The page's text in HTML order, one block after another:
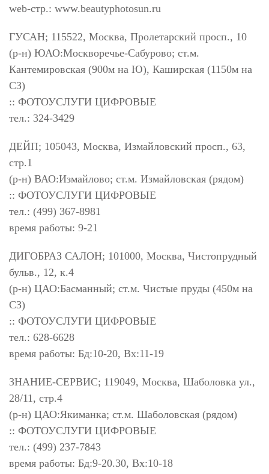
web-стр.: www.beautyphotosun.ru
ГУСАН; 115522, Москва, Пролетарский просп., 10
(р-н) ЮАО:Москворечье-Сабурово; ст.м.
Кантемировская (900м на Ю), Каширская (1150м на
СЗ)
:: ФОТОУСЛУГИ ЦИФРОВЫЕ
тел.: 324-3429
ДЕЙП; 105043, Москва, Измайловский просп., 63,
стр.1
(р-н) ВАО:Измайлово; ст.м. Измайловская (рядом)
:: ФОТОУСЛУГИ ЦИФРОВЫЕ
тел.: (499) 367-8981
время работы: 9-21
ДИГОБРАЗ САЛОН; 101000, Москва, Чистопрудный
бульв., 12, к.4
(р-н) ЦАО:Басманный; ст.м. Чистые пруды (450м на
СЗ)
:: ФОТОУСЛУГИ ЦИФРОВЫЕ
тел.: 628-6628
время работы: Бд:10-20, Вх:11-19
ЗНАНИЕ-СЕРВИС; 119049, Москва, Шаболовка ул.,
28/11, стр.4
(р-н) ЦАО:Якиманка; ст.м. Шаболовская (рядом)
:: ФОТОУСЛУГИ ЦИФРОВЫЕ
тел.: (499) 237-7843
время работы: Бд:9-20.30, Вх:10-18